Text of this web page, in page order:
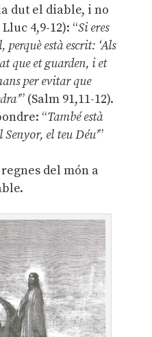
dut el diable, i no
4,9-12): “Si eres
està escrit: ‘Als
que et guarden, i et
per evitar que
” (Salm 91,11-12).
“També està
el teu Déu’”
regnes del món a